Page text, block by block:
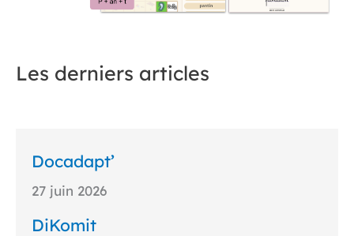
Les derniers articles
Docadapt’
27 juin 2026
DiKomit